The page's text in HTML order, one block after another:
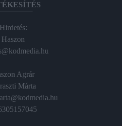
Hirdetés:
Haszon
Agrár
Márta